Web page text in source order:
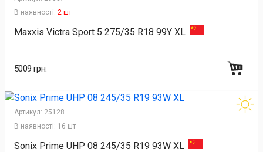
В наявності: 2 шт
Maxxis Victra Sport 5 275/35 R18 99Y XL
5009 грн.
Артикул: 25128
В наявності: 16 шт
Sonix Prime UHP 08 245/35 R19 93W XL